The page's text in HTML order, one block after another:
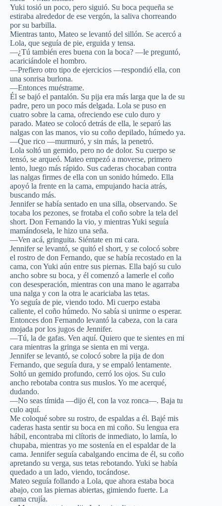
Yuki tosió un poco, pero siguió. Su boca pequeña se
estiraba alrededor de ese vergón, la saliva chorreando
por su barbilla.
Mientras tanto, Mateo se levantó del sillón. Se acercó a
Lola, que seguía de pie, erguida y tensa.
—¿Tú también eres buena con la boca? —le preguntó,
acariciándole el hombro.
—Prefiero otro tipo de ejercicios —respondió ella, con
una sonrisa burlona.
—Entonces muéstrame.
Él se bajó el pantalón. Su pija era más larga que la de su
padre, pero un poco más delgada. Lola se puso en
cuatro sobre la cama, ofreciendo ese culo duro y
parado. Mateo se colocó detrás de ella, le separó las
nalgas con las manos, vio su coño depilado, húmedo ya.
—Que rico —murmuró, y sin más, la penetró.
Lola soltó un gemido, pero no de dolor. Su cuerpo se
tensó, se arqueó. Mateo empezó a moverse, primero
lento, luego más rápido. Sus caderas chocaban contra
las nalgas firmes de ella con un sonido húmedo. Ella
apoyó la frente en la cama, empujando hacia atrás,
buscando más.
Jennifer se había sentado en una silla, observando. Se
tocaba los pezones, se frotaba el coño sobre la tela del
short. Don Fernando la vio, y mientras Yuki seguía
mamándosela, le hizo una seña.
—Ven acá, gringuita. Siéntate en mi cara.
Jennifer se levantó, se quitó el short, y se colocó sobre
el rostro de don Fernando, que se había recostado en la
cama, con Yuki aún entre sus piernas. Ella bajó su culo
ancho sobre su boca, y él comenzó a lamerle el coño
con desesperación, mientras con una mano le agarraba
una nalga y con la otra le acariciaba las tetas.
Yo seguía de pie, viendo todo. Mi cuerpo estaba
caliente, el coño húmedo. No sabía si unirme o esperar.
Entonces don Fernando levantó la cabeza, con la cara
mojada por los jugos de Jennifer.
—Tú, la de gafas. Ven aquí. Quiero que te sientes en mi
cara mientras la gringa se sienta en mi verga.
Jennifer se levantó, se colocó sobre la pija de don
Fernando, que seguía dura, y se empaló lentamente.
Soltó un gemido profundo, cerró los ojos. Su culo
ancho rebotaba contra sus muslos. Yo me acerqué,
dudando.
—No seas tímida —dijo él, con la voz ronca—. Baja tu
culo aquí.
Me coloqué sobre su rostro, de espaldas a él. Bajé mis
caderas hasta sentir su boca en mi coño. Su lengua era
hábil, encontraba mi clítoris de inmediato, lo lamía, lo
chupaba, mientras yo me sostenía en el espaldar de la
cama. Jennifer seguía cabalgando encima de él, su coño
apretando su verga, sus tetas rebotando. Yuki se había
quedado a un lado, viendo, tocándose.
Mateo seguía follando a Lola, que ahora estaba boca
abajo, con las piernas abiertas, gimiendo fuerte. La
cama crujía.